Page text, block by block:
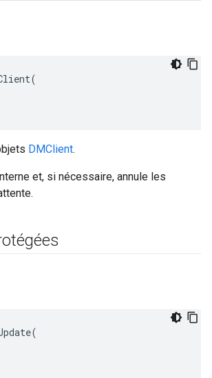
DMClient.
et, si nécessaire, annule les